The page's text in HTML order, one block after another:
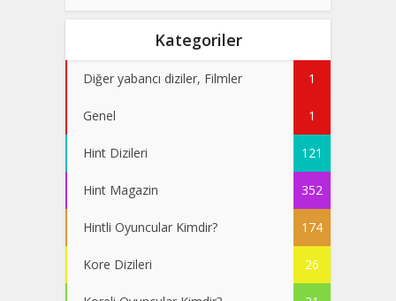
Kategoriler
Diğer yabancı diziler, Filmler 1
Genel 1
Hint Dizileri 121
Hint Magazin 352
Hintli Oyuncular Kimdir? 174
Kore Dizileri 26